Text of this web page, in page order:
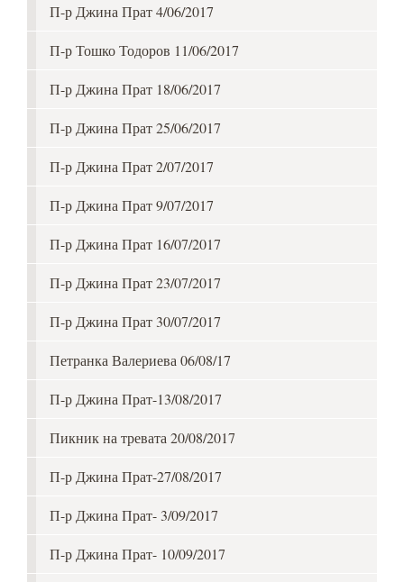
П-р Джина Прат 4/06/2017
П-р Тошко Тодоров 11/06/2017
П-р Джина Прат 18/06/2017
П-р Джина Прат 25/06/2017
П-р Джина Прат 2/07/2017
П-р Джина Прат 9/07/2017
П-р Джина Прат 16/07/2017
П-р Джина Прат 23/07/2017
П-р Джина Прат 30/07/2017
Петранка Валериева 06/08/17
П-р Джина Прат-13/08/2017
Пикник на тревата 20/08/2017
П-р Джина Прат-27/08/2017
П-р Джина Прат- 3/09/2017
П-р Джина Прат- 10/09/2017